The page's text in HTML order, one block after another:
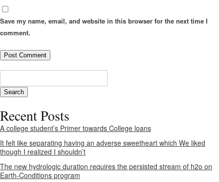
Save my name, email, and website in this browser for the next time I
comment.
Recent Posts
A college student’s Primer towards College loans
It felt like separating having an adverse sweetheart which We liked
though I realized I shouldn’t
The new hydrologic duration requires the persisted stream of h2o on
Earth-Conditions program